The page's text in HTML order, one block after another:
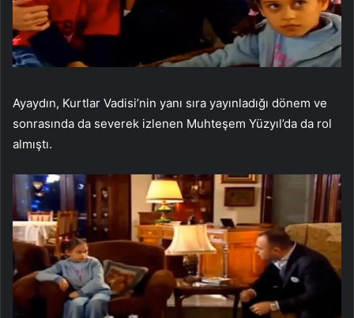
Ayaydın, Kurtlar Vadisi’nin yanı sıra yayınladığı dönem ve
sonrasında da severek izlenen Muhteşem Yüzyıl’da da rol
almıştı.